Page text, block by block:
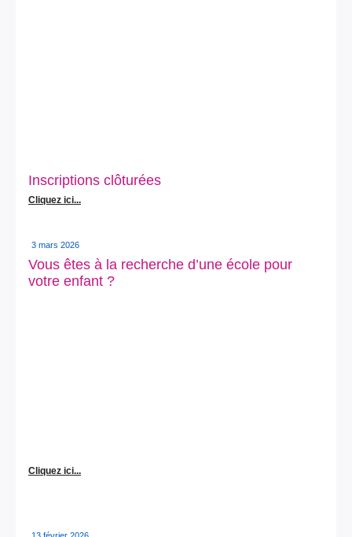
Inscriptions clôturées
Cliquez ici...
3 mars 2026
Vous êtes à la recherche d’une école pour
votre enfant ?
Cliquez ici...